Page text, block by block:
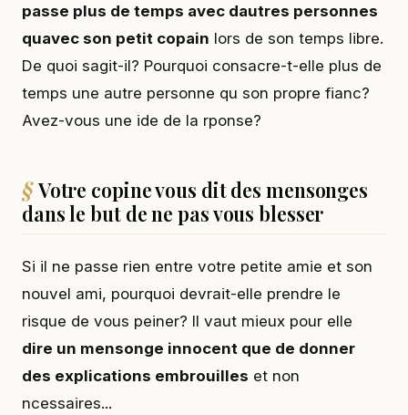
passe plus de temps avec dautres personnes
quavec son petit copain lors de son temps libre.
De quoi sagit-il? Pourquoi consacre-t-elle plus de
temps une autre personne qu son propre fianc?
Avez-vous une ide de la rponse?
Votre copine vous dit des mensonges
dans le but de ne pas vous blesser
Si il ne passe rien entre votre petite amie et son
nouvel ami, pourquoi devrait-elle prendre le
risque de vous peiner? Il vaut mieux pour elle
dire un mensonge innocent que de donner
des explications embrouilles et non
ncessaires...